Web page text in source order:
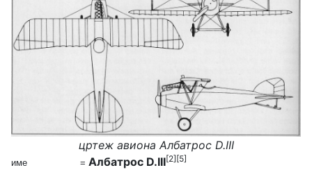
цртеж авиона Албатрос D.III
име = Албатрос D.III[2][5]